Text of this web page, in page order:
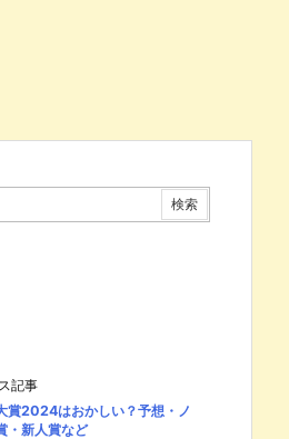
記事
賞2024はおかしい？予想・ノ
・新人賞など